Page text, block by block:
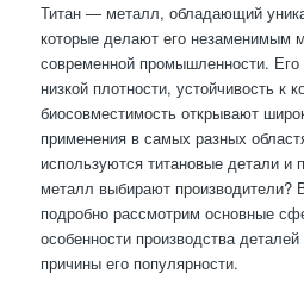
Титан — металл, обладающий
которые делают его незаменимым
современной промышленности. Его
низкой плотности, устойчивость к
биосовместимость открывают
применения в самых разных
используются титановые детали и
металл выбирают производители?
подробно рассмотрим основные
особенности производства
причины его популярности.